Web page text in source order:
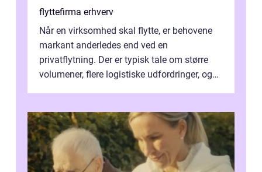
flyttefirma erhverv
Når en virksomhed skal flytte, er behovene
markant anderledes end ved en
privatflytning. Der er typisk tale om større
volumener, flere logistiske udfordringer, og